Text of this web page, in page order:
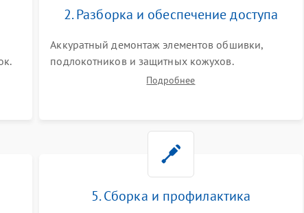
2. Разборка и обеспечение доступа
Аккуратный демонтаж элементов обшивки,
подлокотников и защитных кожухов.
Отключение шлейфов и пневматических трубок.
Подробнее
5. Сборка и профилактика